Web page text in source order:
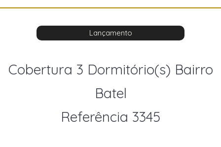
Lançamento
Cobertura 3 Dormitório(s) Bairro
Batel
Referência 3345